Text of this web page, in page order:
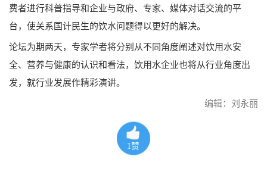
费者进行科普指导和企业与政府、专家、媒体对话交流的平
台，使关系国计民生的饮水问题得以更好的解决。
论坛为期两天，专家学者将分别从不同角度阐述对饮用水安
全、营养与健康的认识和看法，饮用水企业也将从行业角度出
发，就行业发展作精彩演讲。
编辑：刘永丽
1赞